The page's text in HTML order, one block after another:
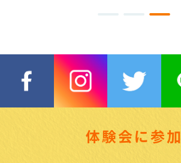
体験会に参加